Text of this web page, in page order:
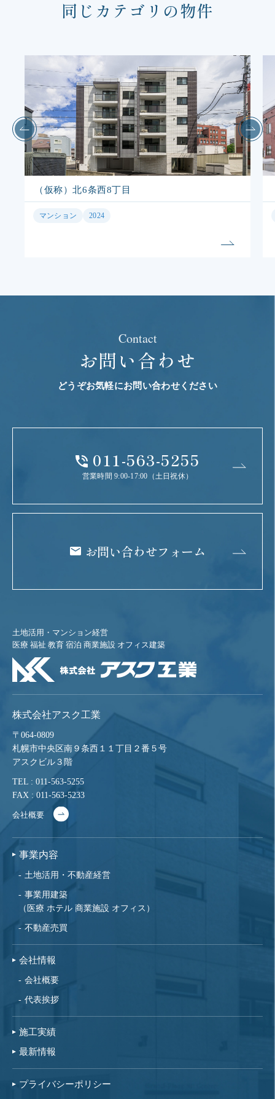
同じカテゴリの物件
（仮称）北6条西8丁目
マンション 2024
Contact
お問い合わせ
どうぞお気軽にお問い合わせください
011-563-5255
営業時間 9:00-17:00（土日祝休）
お問い合わせフォーム
土地活用・マンション経営
医療 福祉 教育 宿泊 商業施設 オフィス建築
株式会社アスク工業
〒064-0809
札幌市中央区南９条西１１丁目２番５号
アスクビル３階
TEL : 011-563-5255
FAX : 011-563-5233
会社概要
事業内容
土地活用・不動産経営
事業用建築
（医療 ホテル 商業施設 オフィス）
不動産売買
会社情報
会社概要
代表挨拶
施工実績
最新情報
プライバシーポリシー